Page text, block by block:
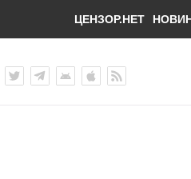
ЦЕНЗОР.НЕТ